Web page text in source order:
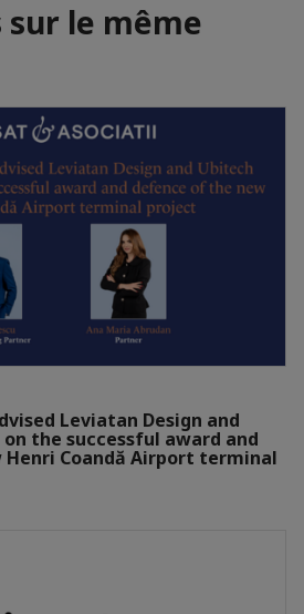
le même
Leviatan Design and
the successful award and
Coandă Airport terminal